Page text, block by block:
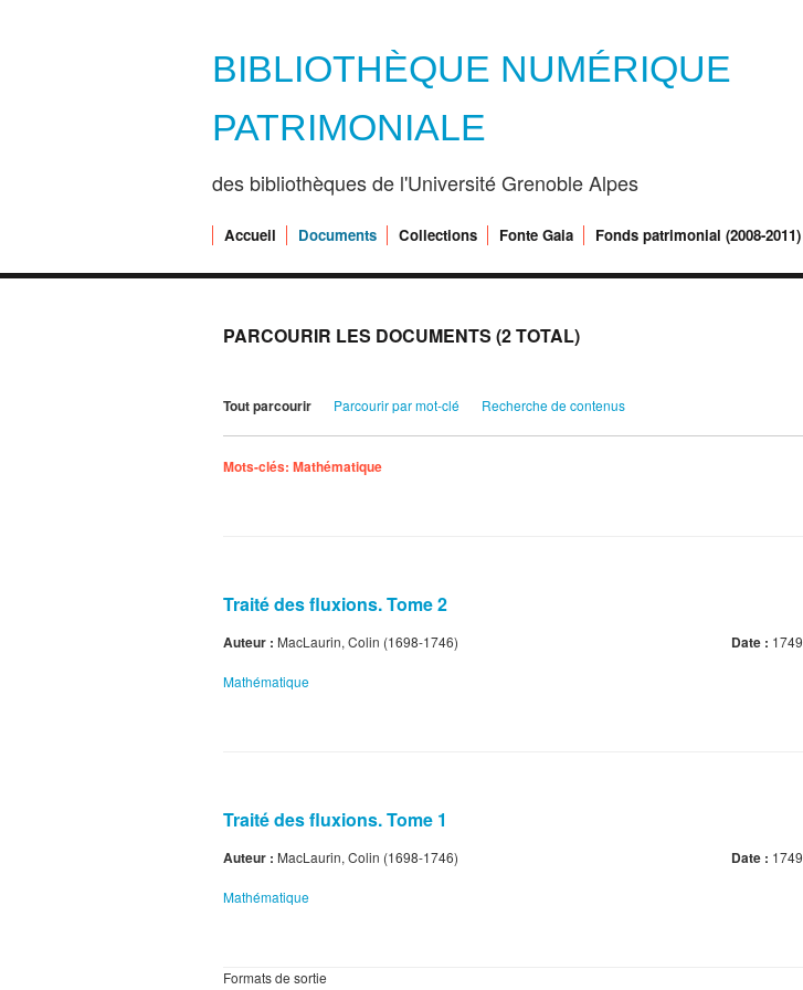
BIBLIOTHÈQUE NUMÉRIQUE
PATRIMONIALE
des bibliothèques de l'Université Grenoble Alpes
Accueil Documents Collections Fonte Gaia Fonds patrimonial (2008-2011)
PARCOURIR LES DOCUMENTS (2 TOTAL)
Tout parcourir Parcourir par mot-clé Recherche de contenus
Mots-clés: Mathématique
Traité des fluxions. Tome 2
Auteur : MacLaurin, Colin (1698-1746) Date : 1749
Mathématique
Traité des fluxions. Tome 1
Auteur : MacLaurin, Colin (1698-1746) Date : 1749
Mathématique
Formats de sortie